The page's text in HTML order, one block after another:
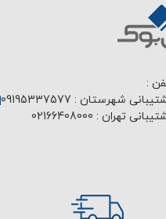
:
شهرستان : 09195337577
تهران : 02166408000